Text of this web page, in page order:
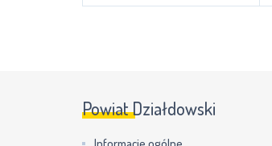
Powiat Działdowski